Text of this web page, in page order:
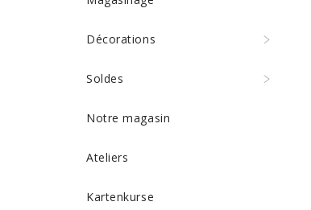
Décorations
Soldes
Notre magasin
Ateliers
Kartenkurse